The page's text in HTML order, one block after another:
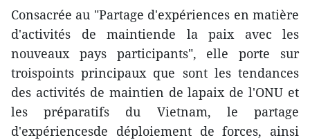
Consacrée au "Partage d'expériences en matière
d'activités de maintiende la paix avec les
nouveaux pays participants", elle porte sur
troispoints principaux que sont les tendances
des activités de maintien de lapaix de l'ONU et
les préparatifs du Vietnam, le partage
d'expériencesde déploiement de forces, ainsi